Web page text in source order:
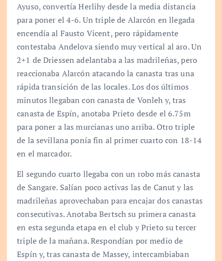
Ayuso, convertía Herlihy desde la media distancia
para poner el 4-6. Un triple de Alarcón en llegada
encendía al Fausto Vicent, pero rápidamente
contestaba Andelova siendo muy vertical al aro. Un
2+1 de Driessen adelantaba a las madrileñas, pero
reaccionaba Alarcón atacando la canasta tras una
rápida transición de las locales. Los dos últimos
minutos llegaban con canasta de Vonleh y, tras
canasta de Espín, anotaba Prieto desde el 6.75m
para poner a las murcianas uno arriba. Otro triple
de la sevillana ponía fin al primer cuarto con 18-14
en el marcador.
El segundo cuarto llegaba con un robo más canasta
de Sangare. Salían poco activas las de Canut y las
madrileñas aprovechaban para encajar dos canastas
consecutivas. Anotaba Bertsch su primera canasta
en esta segunda etapa en el club y Prieto su tercer
triple de la mañana. Respondían por medio de
Espín y, tras canasta de Massey, intercambiaban